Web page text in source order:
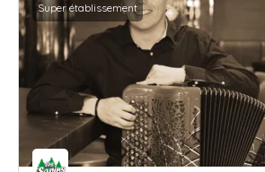
Super établissement